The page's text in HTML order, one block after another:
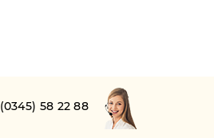
(0345) 58 22 88